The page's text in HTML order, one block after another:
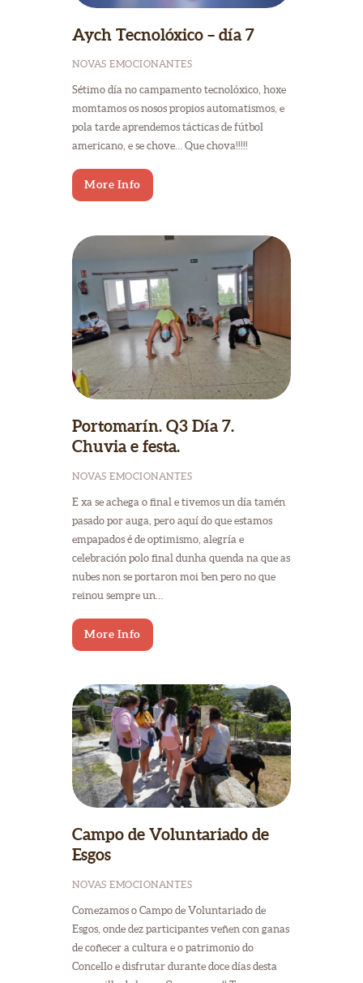
Aych Tecnolóxico – día 7
NOVAS EMOCIONANTES
Sétimo día no campamento tecnolóxico, hoxe
momtamos os nosos propios automatismos, e
pola tarde aprendemos tácticas de fútbol
americano, e se chove… Que chova!!!!!
More Info
Portomarín. Q3 Día 7.
Chuvia e festa.
NOVAS EMOCIONANTES
E xa se achega o final e tivemos un día tamén
pasado por auga, pero aquí do que estamos
empapados é de optimismo, alegría e
celebración polo final dunha quenda na que as
nubes non se portaron moi ben pero no que
reinou sempre un…
More Info
Campo de Voluntariado de
Esgos
NOVAS EMOCIONANTES
Comezamos o Campo de Voluntariado de
Esgos, onde dez participantes veñen con ganas
de coñecer a cultura e o patrimonio do
Concello e disfrutar durante doce días desta